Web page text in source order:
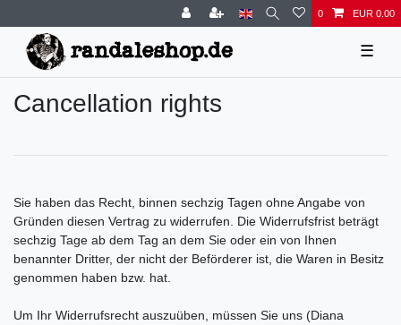
0 EUR 0.00
☰
Cancellation rights
Sie haben das Recht, binnen sechzig Tagen ohne Angabe von
Gründen diesen Vertrag zu widerrufen. Die Widerrufsfrist beträgt
sechzig Tage ab dem Tag an dem Sie oder ein von Ihnen
benannter Dritter, der nicht der Beförderer ist, die Waren in Besitz
genommen haben bzw. hat.
Um Ihr Widerrufsrecht auszuüben, müssen Sie uns (Diana